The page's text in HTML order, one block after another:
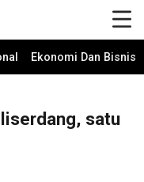
Ekonomi Dan Bisnis
satu